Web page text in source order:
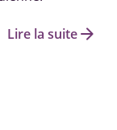
Lire la suitearrow_forward